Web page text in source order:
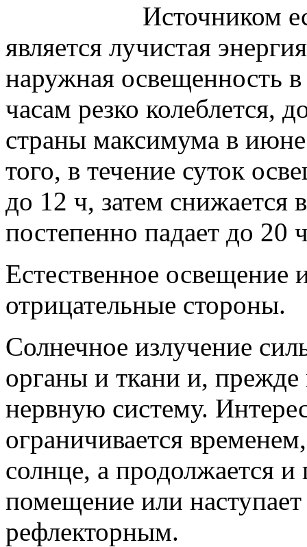
Источником
является лучистая
наружная освещенность
часам резко колеблется,
страны максимума в
того, в течение суток
до 12 ч, затем снижается
постепенно падает до 20
Естественное освещение
отрицательные стороны.
Солнечное излучение
органы и ткани и, прежде
нервную систему.
ограничивается
солнце, а продолжается и
помещение или
рефлекторным.